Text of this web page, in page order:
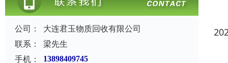
公司：
大连君玉物质回收有限公司
联系：
梁先生
手机：
13898409745